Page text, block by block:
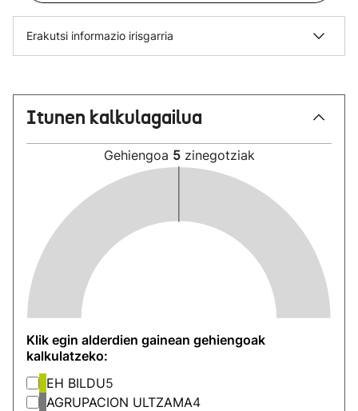
Erakutsi informazio irisgarria
Itunen kalkulagailua
Gehiengoa 5 zinegotziak
Klik egin alderdien gainean gehiengoak
kalkulatzeko:
EH BILDU5
AGRUPACION ULTZAMA4